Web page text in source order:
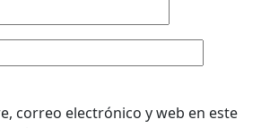
correo electrónico y web en este